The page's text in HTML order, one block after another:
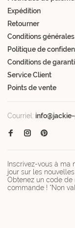
Expédition
Retourner
Conditions générales
Politique de
Conditions de
Service Client
Points de vente
Courriel:
Inscrivez-vous à ma
jour sur les
Obtenez un code de
commande ! *Non